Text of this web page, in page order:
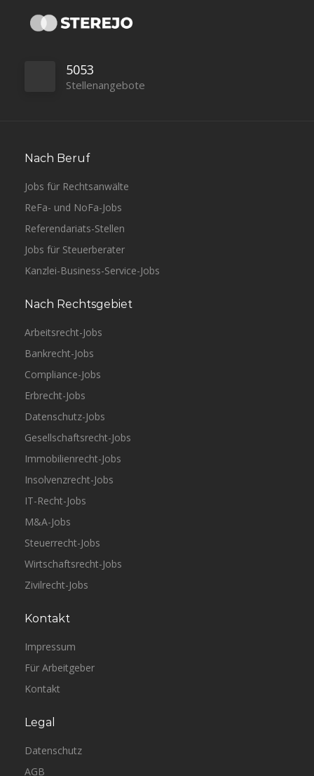
5053
Stellenangebote
Nach Beruf
Jobs für Rechtsanwälte
ReFa- und NoFa-Jobs
Referendariats-Stellen
Jobs für Steuerberater
Kanzlei-Business-Service-Jobs
Nach Rechtsgebiet
Arbeitsrecht-Jobs
Bankrecht-Jobs
Compliance-Jobs
Erbrecht-Jobs
Datenschutz-Jobs
Gesellschaftsrecht-Jobs
Immobilienrecht-Jobs
Insolvenzrecht-Jobs
IT-Recht-Jobs
M&A-Jobs
Steuerrecht-Jobs
Wirtschaftsrecht-Jobs
Zivilrecht-Jobs
Kontakt
Impressum
Für Arbeitgeber
Kontakt
Legal
Datenschutz
AGB